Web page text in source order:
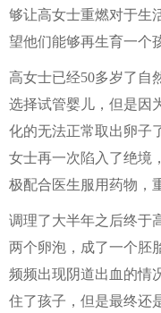
够让高女士重燃对于生
望他们能够再生育一个
高女士已经50多岁了自
选择试管婴儿，但是因
化的无法正常取出卵子
女士再一次陷入了绝境
极配合医生服用药物，
调理了大半年之后终于
两个卵泡，成了一个胚
频频出现阴道出血的情
住了孩子，但是最终还